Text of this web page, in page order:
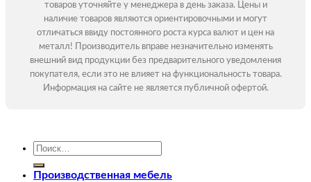
товаров уточняйте у менеджера в день заказа. Цены и
наличие товаров являются ориентировочными и могут
отличаться ввиду постоянного роста курса валют и цен на
металл! Производитель вправе незначительно изменять
внешний вид продукции без предварительного уведомления
покупателя, если это не влияет на функциональность товара.
Информация на сайте не является публичной офертой.
Искать:
Производственная мебель